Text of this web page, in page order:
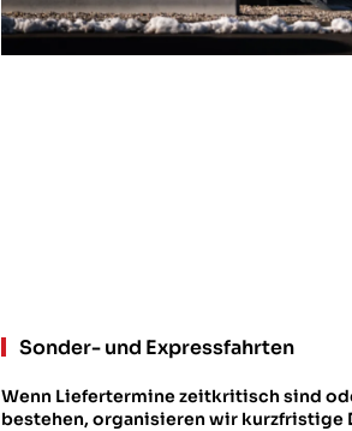
Sonder- und Expressfahrten
Wenn Liefertermine zeitkritisch sind
bestehen, organisieren wir kurzfristige